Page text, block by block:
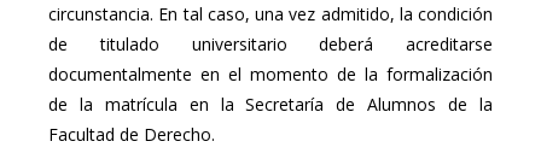
circunstancia. En tal caso, una vez admitido, la condición
de titulado universitario deberá acreditarse
documentalmente en el momento de la formalización
de la matrícula en la Secretaría de Alumnos de la
Facultad de Derecho.